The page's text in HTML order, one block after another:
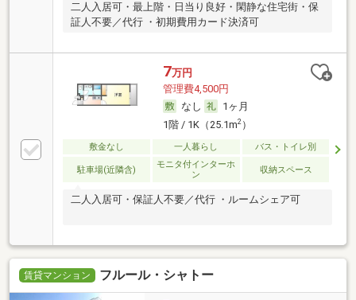
二人入居可・最上階・日当り良好・閑静な住宅街・保
証人不要／代行 ・初期費用カード決済可
7万円
管理費4,500円
なし
1ヶ月
1階 / 1K（25.1m2）
敷金なし 一人暮らし バス・トイレ別
駐車場(近隣含)
モニタ付インターホ
ン
収納スペース
二人入居可・保証人不要／代行 ・ルームシェア可
賃貸マンション フルール・シャトー